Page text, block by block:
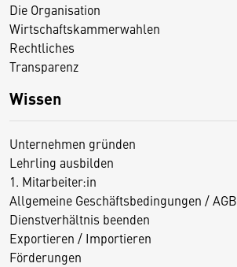
Die Organisation
Wirtschaftskammerwahlen
Rechtliches
Transparenz
Wissen
Unternehmen gründen
Lehrling ausbilden
1. Mitarbeiter:in
Allgemeine Geschäftsbedingungen / AGB
Dienstverhältnis beenden
Exportieren / Importieren
Förderungen